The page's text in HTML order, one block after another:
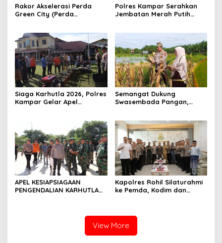
Rakor Akselerasi Perda
Green City (Perda
Lingkungan Hidup Kota
Pekanbaru dan Tim Pakar
Polres Kampar Serahkan
Jembatan Merah Putih
Siaga Karhutla 2026, Polres
Kampar Gelar Apel
Semangat Dukung
Swasembada Pangan,
Sendayan
APEL KESIAPSIAGAAN
PENGENDALIAN KARHUTLA
KEMARAU DAN POTENSI EL
Kapolres Rohil Silaturahmi
ke Pemda, Kodim dan
View More